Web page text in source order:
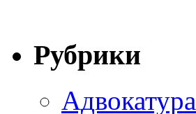
Рубрики
Адвокатура